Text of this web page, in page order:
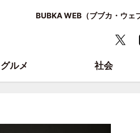
BUBKA WEB（ブブカ・ウェ
グルメ 社会